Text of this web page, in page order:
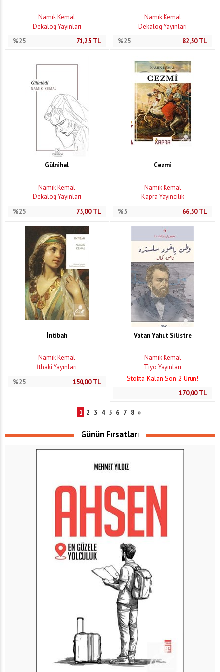
Namık Kemal
Dekalog Yayınları
%25
71,25TL
Namık Kemal
Dekalog Yayınları
%25
82,50TL
Gülnihal
Namık Kemal
Dekalog Yayınları
%25
75,00TL
Cezmi
Namık Kemal
Kapra Yayıncılık
%5
66,50TL
İntibah
Namık Kemal
İthaki Yayınları
%25
150,00TL
Vatan Yahut Silistre
Namık Kemal
Tiyo Yayınları
Stokta Kalan Son 2 Ürün!
170,00TL
1 2 3 4 5 6 7 8 »
Günün Fırsatları